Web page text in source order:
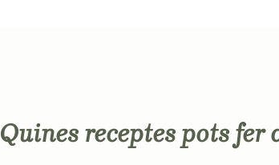
Quines receptes pots fer